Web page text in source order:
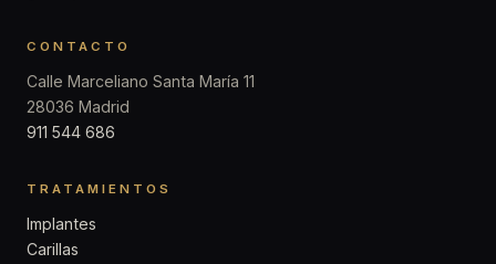
CONTACTO
Calle Marceliano Santa María 11
28036 Madrid
911 544 686
TRATAMIENTOS
Implantes
Carillas